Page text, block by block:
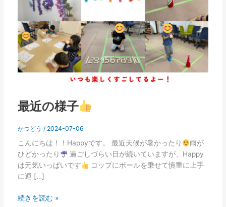
最近の様子
かつどう / 2024-07-06
こんにちは！！Happyです。 最近天候が暑かったり
雨が
ひどかったり
過ごしづらい日が続いていますが、Happy
は元気いっぱいです
コップにボールを乗せて慎重に上手
に運 […]
続きを読む »